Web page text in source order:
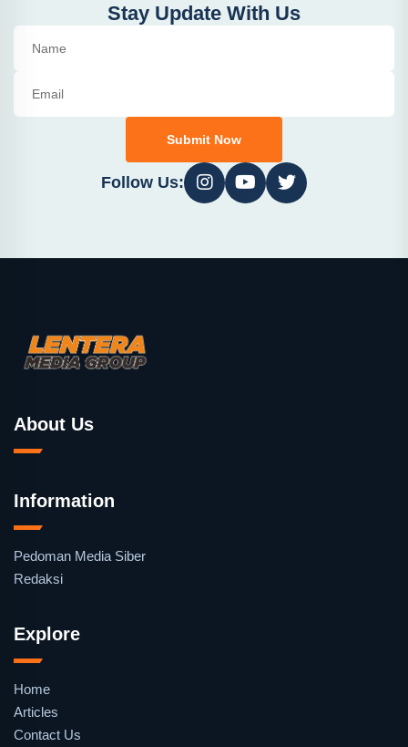
Stay Update With Us
Submit Now
Follow Us:
About Us
Information
Pedoman Media Siber
Redaksi
Explore
Home
Articles
Contact Us